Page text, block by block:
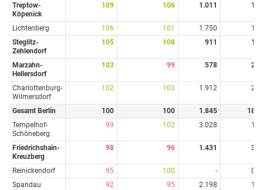
Treptow-
Köpenick
109 106 1.011 1
Lichtenberg 106 101 1.750
1
Steglitz-
Zehlendorf
105 108 911 1
Marzahn-
Hellersdorf
103 99 578 2
Charlottenburg-
Wilmersdorf
102 103 1.912 2
Gesamt Berlin 100 100 1.845
18
Tempelhof-
Schöneberg
99 102 3.028 1
Friedrichshain-
Kreuzberg
98 96 1.431 3
Reinickendorf 95 100 -
0
Spandau
92 95 2.198
1